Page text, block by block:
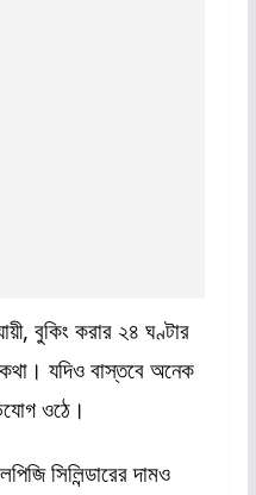
বুকিং করার ২৪ ঘণ্টার
কথা। যদিও বাস্তবে অনেক
ওঠে।
সিলিন্ডারের দামও